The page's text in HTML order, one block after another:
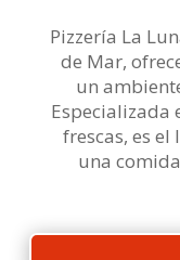
Pizzería La
de Mar,
un
Especializada
frescas, es
una